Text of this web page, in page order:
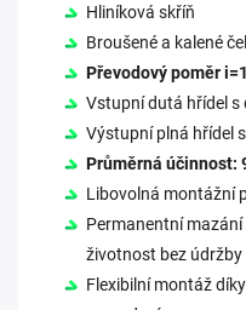
Hliníková skříň
Broušené a kalené
Převodový poměr
Vstupní dutá hřídel
Výstupní plná hřídel
Průměrná účinnost:
Libovolná montážní
Permanentní
životnost bez údržby
Flexibilní montáž